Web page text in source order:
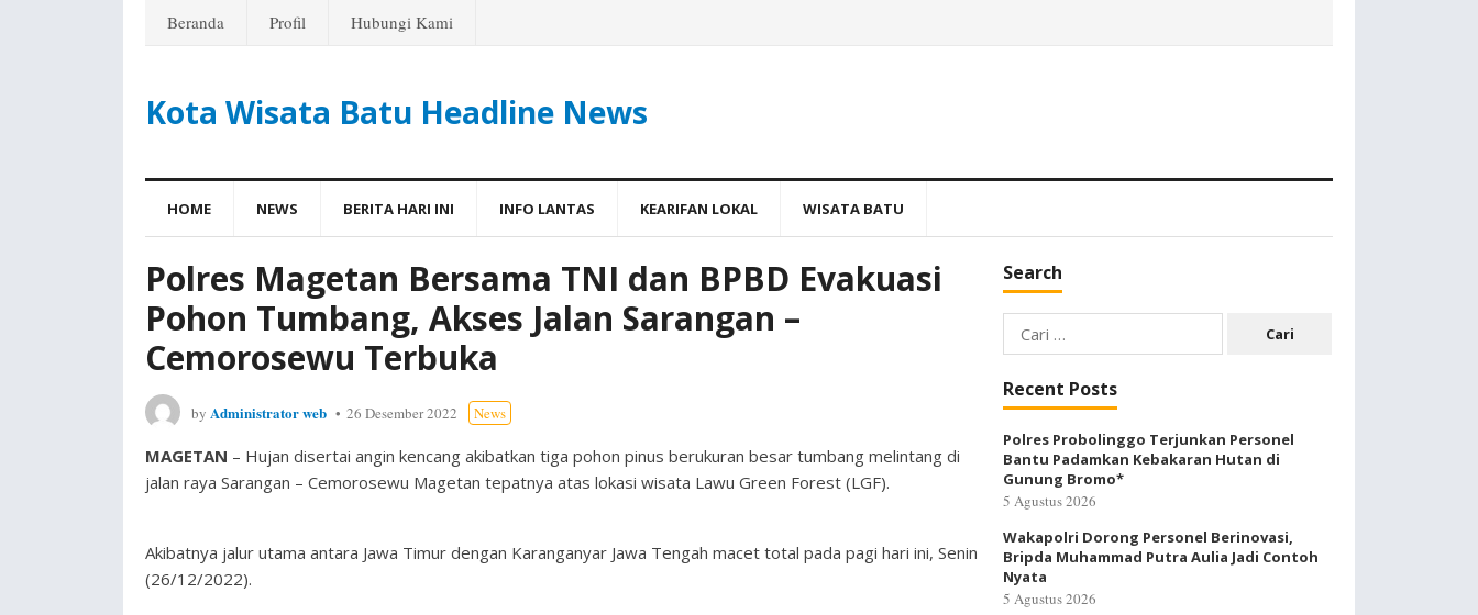
Beranda Profil Hubungi Kami
Kota Wisata Batu Headline News
HOME NEWS BERITA HARI INI INFO LANTAS KEARIFAN LOKAL WISATA BATU
Polres Magetan Bersama TNI dan BPBD Evakuasi
Pohon Tumbang, Akses Jalan Sarangan –
Cemorosewu Terbuka
by Administrator web 26 Desember 2022 News
MAGETAN – Hujan disertai angin kencang akibatkan tiga pohon pinus berukuran besar tumbang melintang di
jalan raya Sarangan – Cemorosewu Magetan tepatnya atas lokasi wisata Lawu Green Forest (LGF).
Akibatnya jalur utama antara Jawa Timur dengan Karanganyar Jawa Tengah macet total pada pagi hari ini, Senin
(26/12/2022).
Search
Cari
untuk:
Recent Posts
Polres Probolinggo Terjunkan Personel
Bantu Padamkan Kebakaran Hutan di
Gunung Bromo*
5 Agustus 2026
Wakapolri Dorong Personel Berinovasi,
Bripda Muhammad Putra Aulia Jadi Contoh
Nyata
5 Agustus 2026